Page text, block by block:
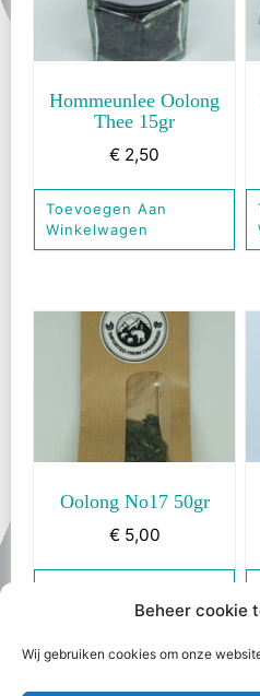
Beheer cookie
Wij gebruiken cookies om onze
Hommeunlee Oolong
Thee 15gr
€ 2,50
Toevoegen Aan
Winkelwagen
Oolong No17 50gr
€ 5,00
Winkelwagen